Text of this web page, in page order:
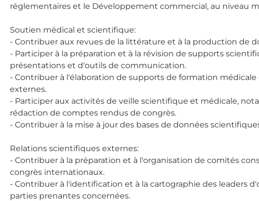
réglementaires et le Développement commercial, au niveau
Soutien médical et scientifique:
- Contribuer aux revues de la littérature et à la production de
- Participer à la préparation et à la révision de supports
présentations et d'outils de communication.
- Contribuer à l'élaboration de supports de formation
externes.
- Participer aux activités de veille scientifique et médicale,
rédaction de comptes rendus de congrès.
- Contribuer à la mise à jour des bases de données
Relations scientifiques externes:
- Contribuer à la préparation et à l'organisation de comités
congrès internationaux.
- Contribuer à l'identification et à la cartographie des leaders
parties prenantes concernées.